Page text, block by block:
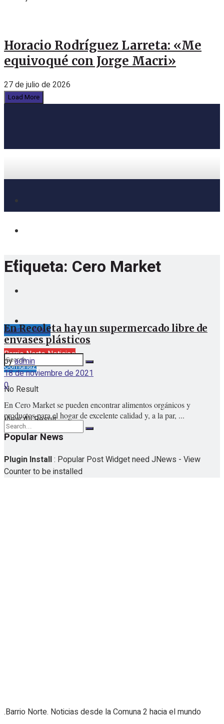
Horacio Rodríguez Larreta: «Me
equivoqué con Jorge Macri»
27 de julio de 2026
Load More
Buenos Aires
sábado, agosto 8, 2026
Barrio Norte Noticias
Comuna2
No Result
View All Result
No Result
Etiqueta: Cero Market
En Recoleta hay un supermercado libre de
envases plásticos
byadmin
18 de noviembre de 2021
0
En Cero Market se pueden encontrar alimentos orgánicos y
productos para el hogar de excelente calidad y, a la par, ...
Popular News
Plugin Install: Popular Post Widget need JNews - View
Counter to be installed
.Barrio Norte. Noticias desde la Comuna 2 hacia el mundo